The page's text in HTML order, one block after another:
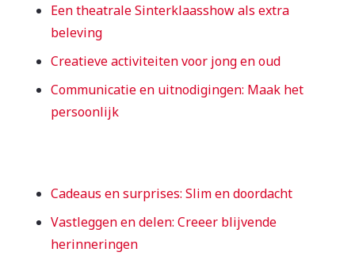
Een theatrale Sinterklaasshow als extra
beleving
Creatieve activiteiten voor jong en oud
Communicatie en uitnodigingen: Maak het
persoonlijk
Cadeaus en surprises: Slim en doordacht
Vastleggen en delen: Creeer blijvende
herinneringen